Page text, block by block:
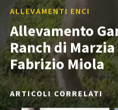
ALLEVAMENTI ENCI
Allevamento
Ranch di Marzia
Fabrizio Miola
ARTICOLI CORRELATI